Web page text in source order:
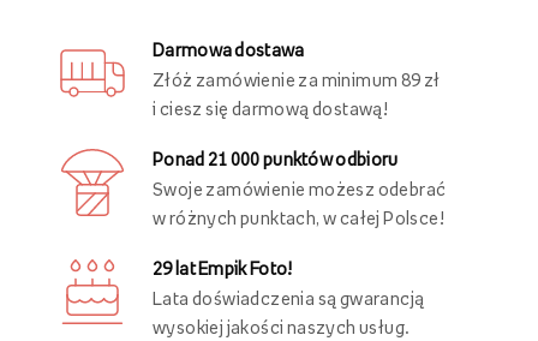
Darmowa dostawa
Złóż zamówienie za minimum 89 zł
i ciesz się darmową dostawą!
Ponad 21 000 punktów odbioru
Swoje zamówienie możesz odebrać
w różnych punktach, w całej Polsce!
29 lat Empik Foto!
Lata doświadczenia są gwarancją
wysokiej jakości naszych usług.